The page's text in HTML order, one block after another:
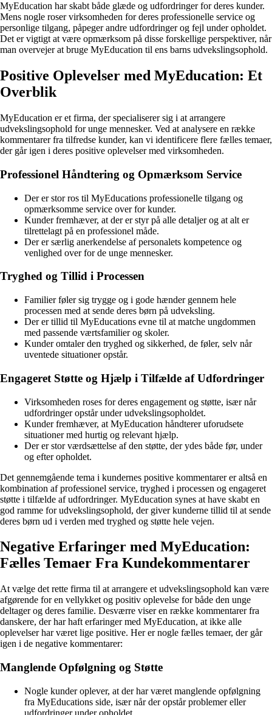
MyEducation har skabt både glæde og udfordringer for deres kunder.
Mens nogle roser virksomheden for deres professionelle service og
personlige tilgang, påpeger andre udfordringer og fejl under opholdet.
Det er vigtigt at være opmærksom på disse forskellige perspektiver, når
man overvejer at bruge MyEducation til ens barns udvekslingsophold.
Positive Oplevelser med MyEducation: Et
Overblik
MyEducation er et firma, der specialiserer sig i at arrangere
udvekslingsophold for unge mennesker. Ved at analysere en række
kommentarer fra tilfredse kunder, kan vi identificere flere fælles temaer,
der går igen i deres positive oplevelser med virksomheden.
Professionel Håndtering og Opmærksom Service
Der er stor ros til MyEducations professionelle tilgang og
opmærksomme service over for kunder.
Kunder fremhæver, at der er styr på alle detaljer og at alt er
tilrettelagt på en professionel måde.
Der er særlig anerkendelse af personalets kompetence og
venlighed over for de unge mennesker.
Tryghed og Tillid i Processen
Familier føler sig trygge og i gode hænder gennem hele
processen med at sende deres børn på udveksling.
Der er tillid til MyEducations evne til at matche ungdommen
med passende værtsfamilier og skoler.
Kunder omtaler den tryghed og sikkerhed, de føler, selv når
uventede situationer opstår.
Engageret Støtte og Hjælp i Tilfælde af Udfordringer
Virksomheden roses for deres engagement og støtte, især når
udfordringer opstår under udvekslingsopholdet.
Kunder fremhæver, at MyEducation håndterer uforudsete
situationer med hurtig og relevant hjælp.
Der er stor værdsættelse af den støtte, der ydes både før, under
og efter opholdet.
Det gennemgående tema i kundernes positive kommentarer er altså en
kombination af professionel service, tryghed i processen og engageret
støtte i tilfælde af udfordringer. MyEducation synes at have skabt en
god ramme for udvekslingsophold, der giver kunderne tillid til at sende
deres børn ud i verden med tryghed og støtte hele vejen.
Negative Erfaringer med MyEducation:
Fælles Temaer Fra Kundekommentarer
At vælge det rette firma til at arrangere et udvekslingsophold kan være
afgørende for en vellykket og positiv oplevelse for både den unge
deltager og deres familie. Desværre viser en række kommentarer fra
danskere, der har haft erfaringer med MyEducation, at ikke alle
oplevelser har været lige positive. Her er nogle fælles temaer, der går
igen i de negative kommentarer:
Manglende Opfølgning og Støtte
Nogle kunder oplever, at der har været manglende opfølgning
fra MyEducations side, især når der opstår problemer eller
udfordringer under opholdet.